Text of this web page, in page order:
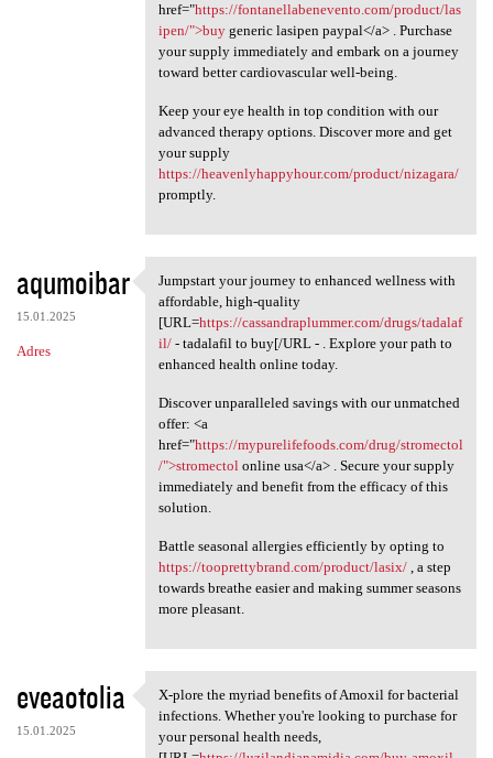
href="https://fontanellabenevento.com/product/las
ipen/">buygeneric lasipen paypal</a> . Purchase
your supply immediately and embark on a journey
toward better cardiovascular well-being.
Keep your eye health in top condition with our
advanced therapy options. Discover more and get
your supply
https://heavenlyhappyhour.com/product/nizagara/
promptly.
aqumoibar
15.01.2025
Adres
Jumpstart your journey to
Jumpstart your journey to enhanced wellness with
affordable, high-quality
[URL=https://cassandraplummer.com/drugs/tadalaf
il/- tadalafil to buy[/URL - . Explore your path to
enhanced health online today.
Discover unparalleled savings with our unmatched
offer: <a
href="https://mypurelifefoods.com/drug/stromectol
/">stromectolonline usa</a> . Secure your supply
immediately and benefit from the efficacy of this
solution.
Battle seasonal allergies efficiently by opting to
https://tooprettybrand.com/product/lasix/, a step
towards breathe easier and making summer seasons
more pleasant.
eveaotolia
15.01.2025
X-plore the myriad benefits
X-plore the myriad benefits of Amoxil for bacterial
infections. Whether you're looking to purchase for
your personal health needs,